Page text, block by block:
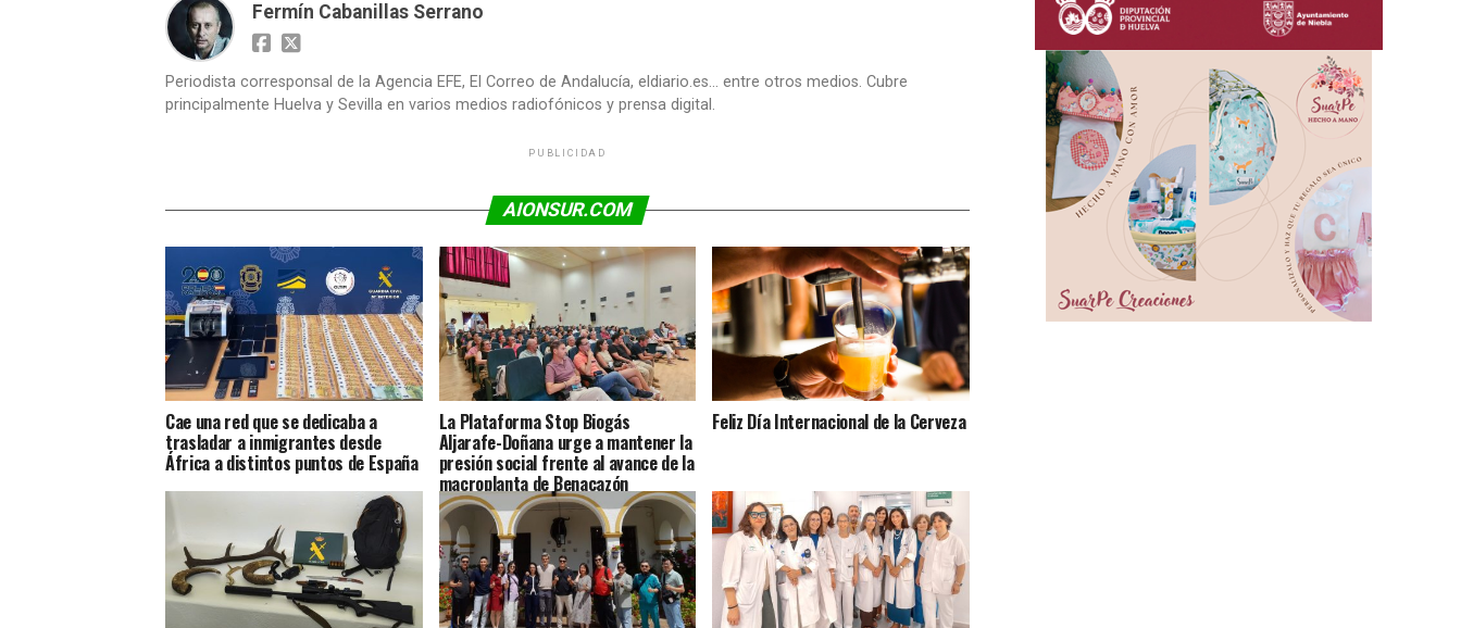
Fermín Cabanillas Serrano
Periodista corresponsal de la Agencia EFE, El Correo de Andalucía, eldiario.es... entre otros medios. Cubre
principalmente Huelva y Sevilla en varios medios radiofónicos y prensa digital.
PUBLICIDAD
AIONSUR.COM
Cae una red que se dedicaba a
trasladar a inmigrantes desde
África a distintos puntos de España
La Plataforma Stop Biogás
Aljarafe-Doñana urge a mantener la
presión social frente al avance de la
macroplanta de Benacazón
Feliz Día Internacional de la Cerveza